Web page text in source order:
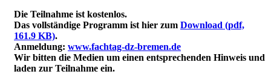
Die Teilnahme ist kostenlos.
Das vollständige Programm ist hier zum Download (pdf,
161.9 KB).
Anmeldung: www.fachtag-dz-bremen.de
Wir bitten die Medien um einen entsprechenden Hinweis und
laden zur Teilnahme ein.